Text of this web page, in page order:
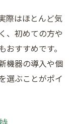
際はほとんど気
、初めての方や
すすめです。
機器の導入や個
選ぶことがポイ